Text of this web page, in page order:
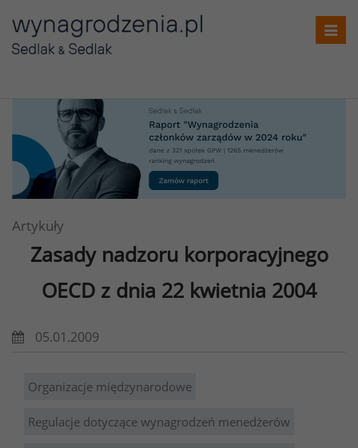
Artykuły
Zasady nadzoru korporacyjnego
OECD z dnia 22 kwietnia 2004
05.01.2009
Organizacje międzynarodowe
Regulacje dotyczące wynagrodzeń menedżerów